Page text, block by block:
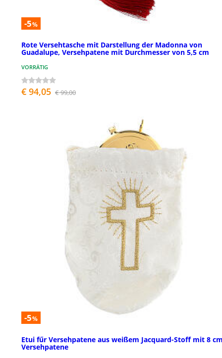
-5%
Rote Versehtasche mit Darstellung der Madonna von
Guadalupe, Versehpatene mit Durchmesser von 5,5 cm
VORRÄTIG
€ 94,05 € 99,00
-5%
Etui fűr Versehpatene aus weißem Jacquard-Stoff mit 8
Versehpatene